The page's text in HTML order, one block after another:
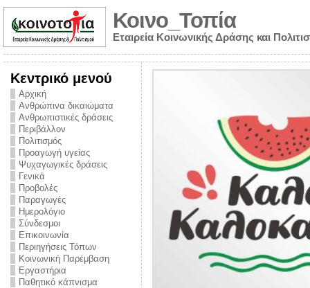
Κοινο_Τοπία
Εταιρεία Κοινωνικής Δράσης και
Κεντρικό μενού
Αρχική
Ανθρώπινα δικαιώματα
Ανθρωπιστικές δράσεις
Περιβάλλον
Πολιτισμός
Προαγωγή υγείας
Ψυχαγωγικές δράσεις
Γενικά
Προβολές
Παραγωγές
Ημερολόγιο
Σύνδεσμοι
Επικοινωνία
Περιηγήσεις Τόπων
Κοινωνική Παρέμβαση
Εργαστήρια
Παθητικό κάπνισμα
από την
την ημέρα
και
στο